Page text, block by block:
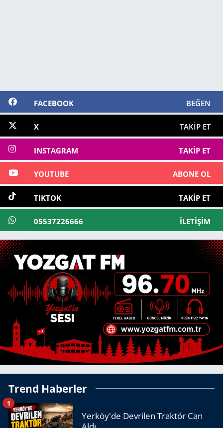
FACEBOOK BEĞEN
X TAKIP ET
INSTAGRAM TAKIP ET
YOUTUBE ABONE OL
TIKTOK TAKIP ET
05537226666 İLETIŞIM
Trend Haberler
Yerköy'de Devrilen Traktör Can
1